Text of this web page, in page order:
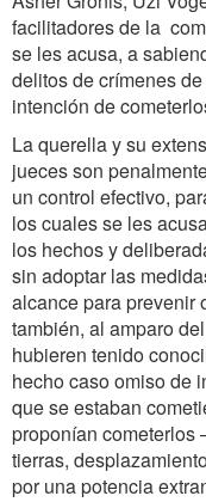
facilitadores de la
se les acusa, a
delitos de crímenes
intención de
La querella y su
jueces son
un control efectivo,
los cuales se les
los hechos y
sin adoptar las
alcance para prevenir
también, al amparo
hubieren tenido
hecho caso omiso de
que se estaban
proponían cometerlos
tierras,
por una potencia